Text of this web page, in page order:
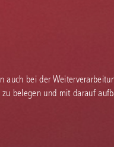
bei der
belegen und mit darauf